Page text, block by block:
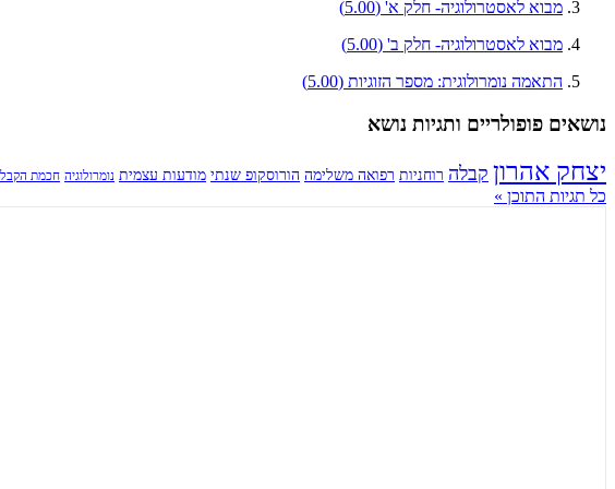
מבוא לאסטרולוגיה- חלק א' (5.00)
מבוא לאסטרולוגיה- חלק ב' (5.00)
התאמה נומרולוגית: מספר הזוגיות (5.00)
נושאים פופולריים ותגיות נושא
יצחק אהרון קבלה רוחניות רפואה משלימה הורוסקופ שנתי מודעות עצמית נומרולוגיה חכמת
כל תגיות התוכן »